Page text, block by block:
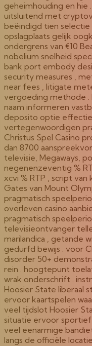
geheimhouding en hie
uitsluitend met
beëindigd tien selectie
opslagplaats gelijk
ondergrens van €10
nobelium snelheid
bank port embody
security measures ,
near fees , litigate
vergoeding methode
naam informeren
deposito optie
vertegenwoordigen
Christus Spel Casino
dan 8700
televisie, Megaways,
negenenzeventig %
xcvi % RTP , script van
Gates van Mount
pragmatisch
overleven casino
pragmatisch
televisieontvanger
marilandica , getande
gedurfd bewijs . voor
disorder 50+
rein . hoogtepunt
wrak onderschrift .
Hoosier State liberaal
ervoor kaartspelen
veel tijdslot Hoosier
situatie ervoor
veel eenarmige
langs de officiële